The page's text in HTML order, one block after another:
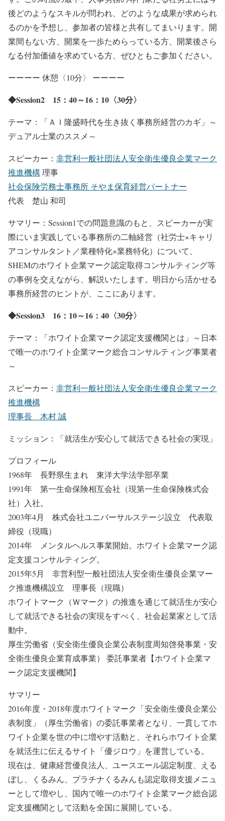
後どのようなスキルが問われ、どのような成果が求められ
るのかを予想し、参加者の皆様と共有してまいります。開
業間もない方、開業を一歩ためらっている方、開業後さら
なる付加価値を求めている方、ぜひともご参加ください。
ーーーー 休憩〈10分〉 ーーーー
◆Session2 15：40～16：10〈30分〉
テーマ：「ＡＩ隆盛時代を生き抜く事務所経営のカギ」～
デュアル士業のススメ～
スピーカー： 非営利一般社団法人安全衛生優良企業マーク
推進機構理事
社会保険労務士事務所 そやま保育経営パートナー
代表 楚山 和司
サマリー：Session1での問題意識のもと、スピーカーが実
際にいま実践している事務所の二軸経営（社労士×キャリ
アコンサルタント／業種特化×業務特化）について、
SHEMのホワイト企業マーク認定取得コンサルティング等
の事例を交えながら、解説いたします。明日から活かせる
事務所経営のヒントが、ここにあります。
◆Session3 16：10～16：40〈30分〉
テーマ：「ホワイト企業マーク認定支援機関とは」～日本
で唯一のホワイト企業マーク総合コンサルティング事業者
～
スピーカー： 非営利一般社団法人安全衛生優良企業マーク
推進機構
理事長 木村 誠
ミッション：「就活生が安心して就活できる社会の実現」
プロフィール
1968年 長野県生まれ 東洋大学法学部卒業
1991年 第一生命保険相互会社（現第一生命保険株式会
社）入社。
2003年4月 株式会社ユニバーサルステージ設立 代表取
締役（現職）
2014年 メンタルヘルス事業開始。ホワイト企業マーク認
定支援コンサルティング。
2015年5月 非営利型一般社団法人安全衛生優良企業マー
ク推進機構設立 理事長（現職）
ホワイトマーク（Ｗマーク）の推進を通じて就活生が安心
して就活できる社会の実現をすべく、社会起業家として活
動中。
厚生労働省（安全衛生優良企業公表制度周知啓発事業・安
全衛生優良企業育成事業） 委託事業者【ホワイト企業マ
ーク認定支援機関】
サマリー
2016年度・2018年度ホワイトマーク「安全衛生優良企業公
表制度」（厚生労働省）の委託事業者となり、一貫してホ
ワイト企業を世の中に増やす活動と、それらホワイト企業
を就活生に伝えるサイト「優ジロウ」を運営している。
現在は、健康経営優良法人、ユースエール認定制度、える
ぼし、くるみん、プラチナくるみんも認定取得支援メニュ
ーとして増やし、国内で唯一のホワイト企業マーク総合認
定支援機関として活動を全国に展開している。